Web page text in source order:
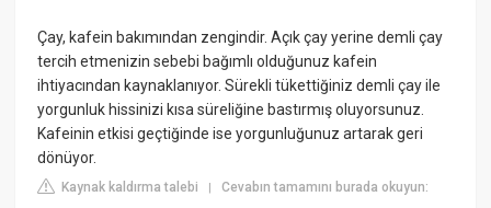
Çay, kafein bakımından zengindir. Açık çay yerine demli çay
tercih etmenizin sebebi bağımlı olduğunuz kafein
ihtiyacından kaynaklanıyor. Sürekli tükettiğiniz demli çay ile
yorgunluk hissinizi kısa süreliğine bastırmış oluyorsunuz.
Kafeinin etkisi geçtiğinde ise yorgunluğunuz artarak geri
dönüyor.
Kaynak kaldırma talebi |Cevabın tamamını burada okuyun: